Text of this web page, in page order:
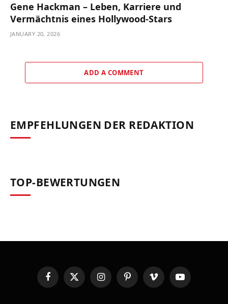
Gene Hackman – Leben, Karriere und
Vermächtnis eines Hollywood-Stars
JANUARY 20, 2026
ADD A COMMENT
EMPFEHLUNGEN DER REDAKTION
TOP-BEWERTUNGEN
FacebookX
(Twitter)
InstagramPinterestVimeo YouTube